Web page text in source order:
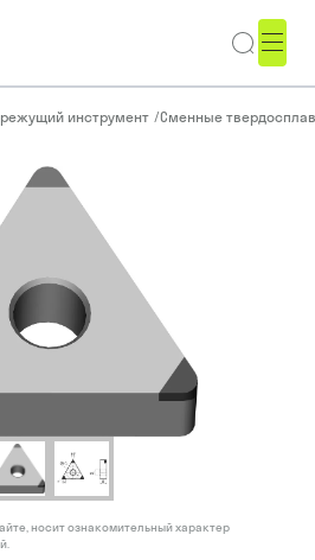
инструмент /Сменные
носит ознакомительный характер